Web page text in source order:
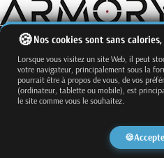
Fermer
Nos cookies sont sans
Lorsque vous visitez un site Web, il peut
votre navigateur, principalement sous la
pourrait être à propos de vous, de vos
(ordinateur, tablette ou mobile), est
le site comme vous le souhaitez.